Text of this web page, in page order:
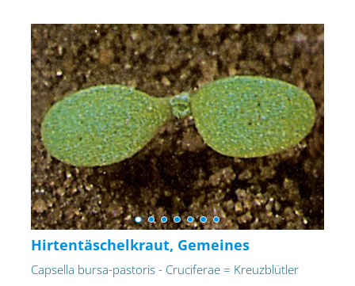
Hirtentäschelkraut, Gemeines
Capsella bursa-pastoris - Cruciferae = Kreuzblütler